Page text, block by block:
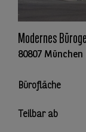
Modernes
80807 München
Bürofläche
Teilbar ab